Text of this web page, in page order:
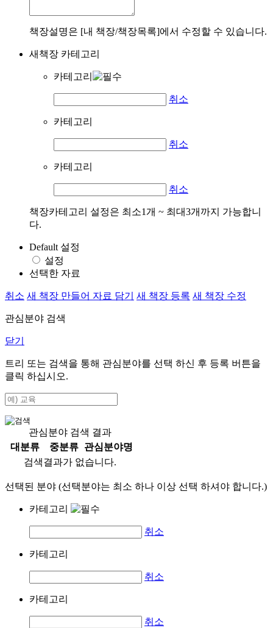
책장설명은 [내 책장/책장목록]에서 수정할 수 있습니다.
새책장 카테고리
카테고리
취소
카테고리
취소
카테고리
취소
책장카테고리 설정은 최소1개 ~ 최대3개까지 가능합니
다.
Default 설정
설정
선택한 자료
취소 새 책장 만들어 자료 담기 새 책장 등록 새 책장 수정
관심분야 검색
닫기
트리 또는 검색을 통해 관심분야를 선택 하신 후 등록 버튼을
클릭 하십시오.
관심분야 검색 결과
대분류
중분류
관심분야명
검색결과가 없습니다.
선택된 분야 (선택분야는 최소 하나 이상 선택 하셔야 합니다.)
카테고리
취소
카테고리
취소
카테고리
취소